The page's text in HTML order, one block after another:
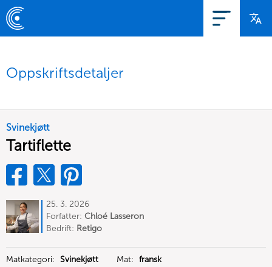
Oppskriftsdetaljer
Svinekjøtt
Tartiflette
25. 3. 2026
Forfatter: Chloé Lasseron
Bedrift: Retigo
Matkategori: Svinekjøtt Mat: fransk